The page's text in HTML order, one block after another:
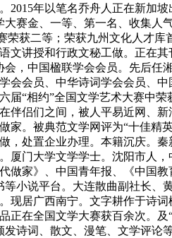
年以笔名乔舟人正在新加
赛金、一等、第一名、收集人
获二等；荣获九州文化人才
讲授和行政文秘工做。正在
，中国楹联学会会员。先后任
会员、中华诗词学会会员、
“相约”全国文学艺术大赛中
侣们之间，被人平易近网、
。被典范文学网评为“十佳精
处置企业办理。本籍沉庆。
门大学文学学士。沈阳市人
家》、中国青年报、《中国
小说平台。大连散曲副社长
居广西南宁。文字耕作于诗
在全国文学大赛获百余次。
诗词、散文、漫笔、文学评论